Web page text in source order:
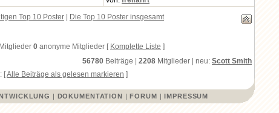
Top 10 Poster Die Top 10 Poster insgesamt
Mitglieder 0 anonyme Mitglieder [ Komplette Liste ]
56780 Beiträge | 2208 Mitglieder | neu: Scott Smith
[Alle Beiträge als gelesen markieren ]
| DOKUMENTATION |FORUM |IMPRESSUM